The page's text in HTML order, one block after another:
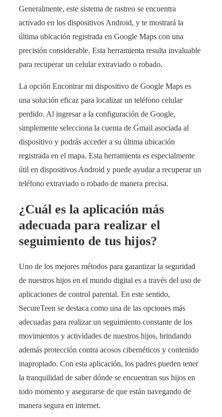
Generalmente, este sistema de rastreo se encuentra
activado en los dispositivos Android, y te mostrará la
última ubicación registrada en Google Maps con una
precisión considerable. Esta herramienta resulta invaluable
para recuperar un celular extraviado o robado.
La opción Encontrar mi dispositivo de Google Maps es
una solución eficaz para localizar un teléfono celular
perdido. Al ingresar a la configuración de Google,
simplemente selecciona la cuenta de Gmail asociada al
dispositivo y podrás acceder a su última ubicación
registrada en el mapa. Esta herramienta es especialmente
útil en dispositivos Android y puede ayudar a recuperar un
teléfono extraviado o robado de manera precisa.
¿Cuál es la aplicación más
adecuada para realizar el
seguimiento de tus hijos?
Uno de los mejores métodos para garantizar la seguridad
de nuestros hijos en el mundo digital es a través del uso de
aplicaciones de control parental. En este sentido,
SecureTeen se destaca como una de las opciones más
adecuadas para realizar un seguimiento constante de los
movimientos y actividades de nuestros hijos, brindando
además protección contra acosos cibernéticos y contenido
inapropiado. Con esta aplicación, los padres pueden tener
la tranquilidad de saber dónde se encuentran sus hijos en
todo momento y asegurarse de que están navegando de
manera segura en internet.